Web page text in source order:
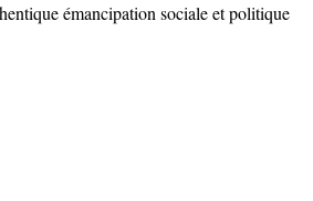
émancipation sociale et politique